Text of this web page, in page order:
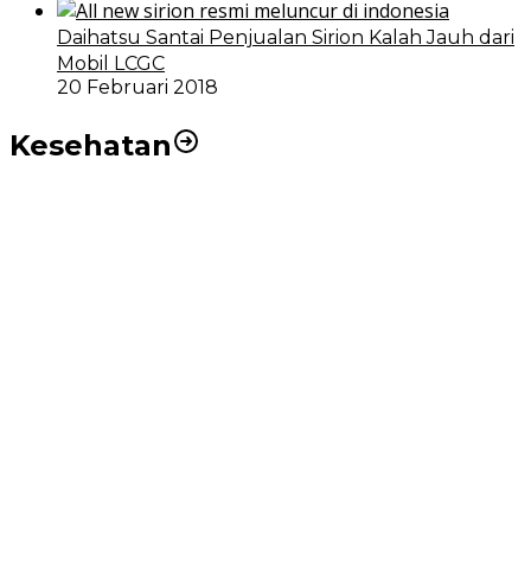
Daihatsu Santai Penjualan Sirion Kalah Jauh dari
Mobil LCGC
20 Februari 2018
Kesehatan